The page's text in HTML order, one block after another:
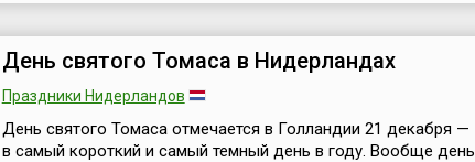
окружающего мира.Медитация – это древняя практик...
День святого Томаса в Нидерландах
Праздники Нидерландов
День святого Томаса отмечается в Голландии 21 декабря —
в самый короткий и самый темный день в году. Вообще день